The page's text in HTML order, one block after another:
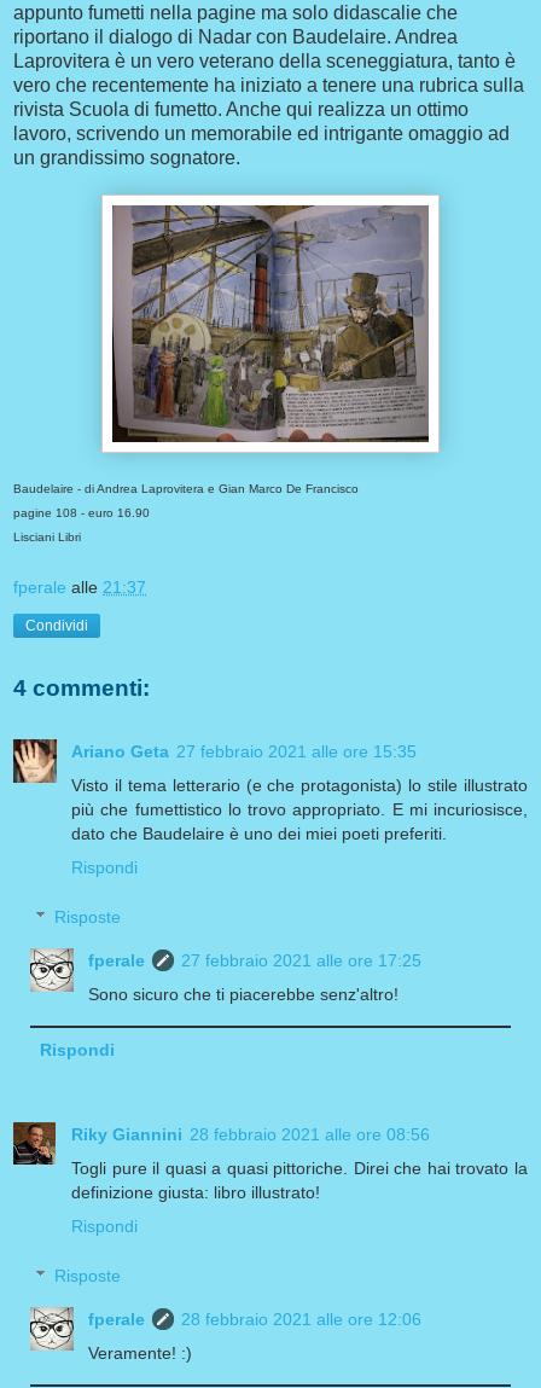
appunto fumetti nella pagine ma solo didascalie che
riportano il dialogo di Nadar con Baudelaire. Andrea
Laprovitera è un vero veterano della sceneggiatura, tanto è
vero che recentemente ha iniziato a tenere una rubrica sulla
rivista Scuola di fumetto. Anche qui realizza un ottimo
lavoro, scrivendo un memorabile ed intrigante omaggio ad
un grandissimo sognatore.
Baudelaire - di Andrea Laprovitera e Gian Marco De Francisco
pagine 108 - euro 16.90
Lisciani Libri
fperale alle 21:37
Condividi
4 commenti:
Ariano Geta 27 febbraio 2021 alle ore 15:35
Visto il tema letterario (e che protagonista) lo stile illustrato
più che fumettistico lo trovo appropriato. E mi incuriosisce,
dato che Baudelaire è uno dei miei poeti preferiti.
Rispondi
Risposte
fperale
27 febbraio 2021 alle ore 17:25
Sono sicuro che ti piacerebbe senz'altro!
Rispondi
Riky Giannini 28 febbraio 2021 alle ore 08:56
Togli pure il quasi a quasi pittoriche. Direi che hai trovato la
definizione giusta: libro illustrato!
Rispondi
Risposte
fperale
28 febbraio 2021 alle ore 12:06
Veramente! :)